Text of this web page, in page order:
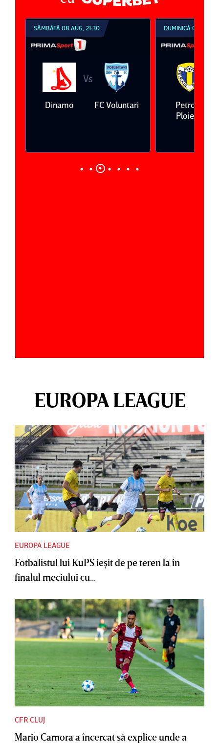
SÂMBĂTĂ 08 AUG, 21:30
Dinamo
Vs
FC Voluntari
DUMINICĂ 09 AUG,
Petrolul
Ploieşti
EUROPA LEAGUE
EUROPA LEAGUE
Fotbalistul lui KuPS ieşit de pe teren la în
finalul meciului cu...
CFR CLUJ
Mario Camora a încercat să explice unde a